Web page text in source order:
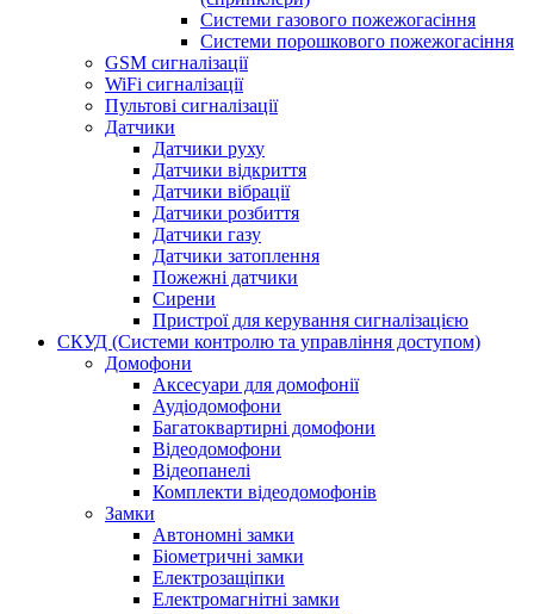
Системи газового пожежогасіння
Системи порошкового пожежогасіння
GSM сигналізації
WiFi сигналізації
Пультові сигналізації
Датчики
Датчики руху
Датчики відкриття
Датчики вібрації
Датчики розбиття
Датчики газу
Датчики затоплення
Пожежні датчики
Сирени
Пристрої для керування сигналізацією
СКУД (Системи контролю та управління доступом)
Домофони
Аксесуари для домофонії
Аудіодомофони
Багатоквартирні домофони
Відеодомофони
Відеопанелі
Комплекти відеодомофонів
Замки
Автономні замки
Біометричні замки
Електрозащіпки
Електромагнітні замки